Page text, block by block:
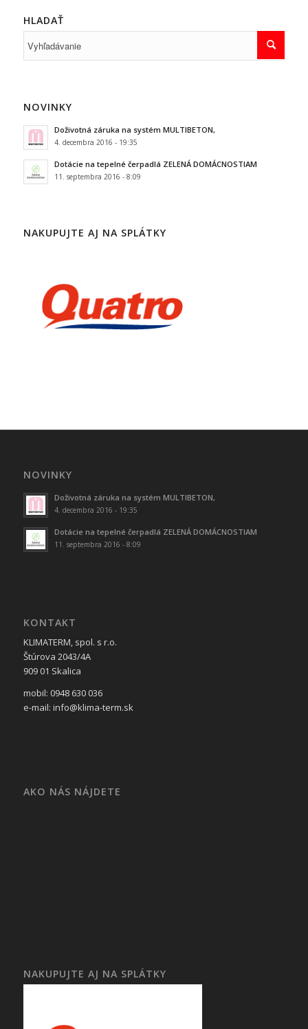
HLADAŤ
NOVINKY
Doživotná záruka na systém MULTIBETON,
4. decembra 2016 - 19:35
Dotácie na tepelné čerpadlá ZELENÁ DOMÁCNOSTIAM
11. septembra 2016 - 8:09
NAKUPUJTE AJ NA SPLÁTKY
NOVINKY
Doživotná záruka na systém MULTIBETON,
4. decembra 2016 - 19:35
Dotácie na tepelné čerpadlá ZELENÁ DOMÁCNOSTIAM
11. septembra 2016 - 8:09
KONTAKT
KLIMATERM, spol. s r.o.
Štúrova 2043/4A
909 01 Skalica
mobil: 0948 630 036
e-mail: info@klima-term.sk
AKO NÁS NÁJDETE
NAKUPUJTE AJ NA SPLÁTKY